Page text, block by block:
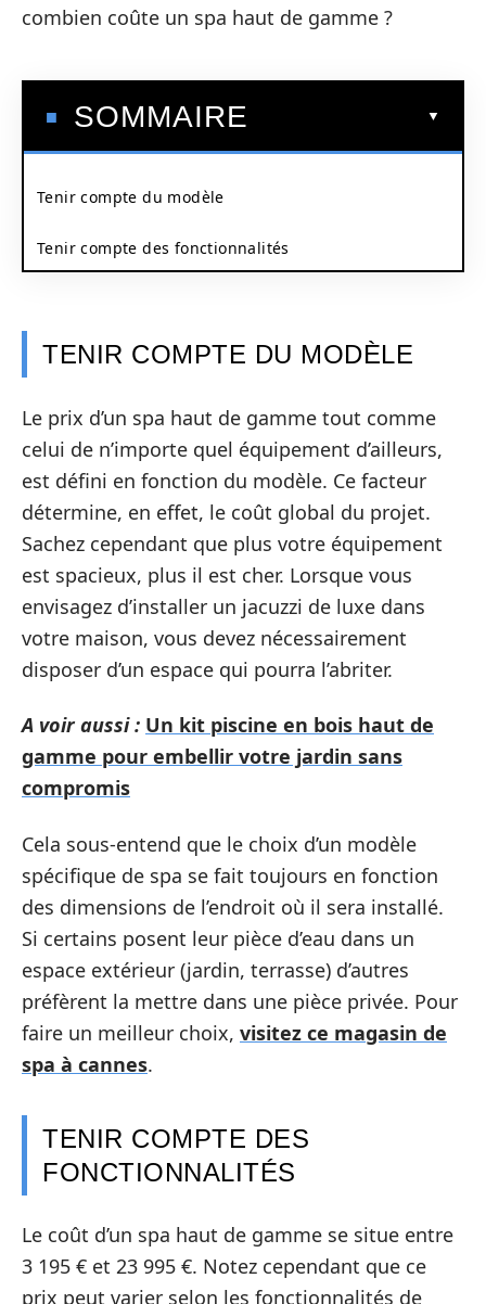
combien coûte un spa haut de gamme ?
SOMMAIRE
Tenir compte du modèle
Tenir compte des fonctionnalités
TENIR COMPTE DU MODÈLE
Le prix d’un spa haut de gamme tout comme
celui de n’importe quel équipement d’ailleurs,
est défini en fonction du modèle. Ce facteur
détermine, en effet, le coût global du projet.
Sachez cependant que plus votre équipement
est spacieux, plus il est cher. Lorsque vous
envisagez d’installer un jacuzzi de luxe dans
votre maison, vous devez nécessairement
disposer d’un espace qui pourra l’abriter.
A voir aussi : Un kit piscine en bois haut de
gamme pour embellir votre jardin sans
compromis
Cela sous-entend que le choix d’un modèle
spécifique de spa se fait toujours en fonction
des dimensions de l’endroit où il sera installé.
Si certains posent leur pièce d’eau dans un
espace extérieur (jardin, terrasse) d’autres
préfèrent la mettre dans une pièce privée. Pour
faire un meilleur choix, visitez ce magasin de
spa à cannes.
TENIR COMPTE DES
FONCTIONNALITÉS
Le coût d’un spa haut de gamme se situe entre
3 195 € et 23 995 €. Notez cependant que ce
prix peut varier selon les fonctionnalités de